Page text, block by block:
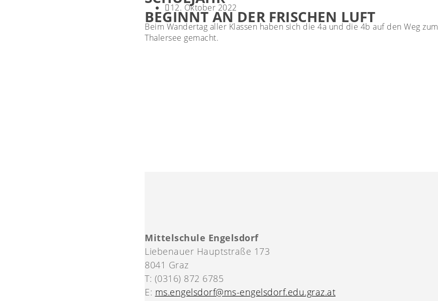
BEGINNT AN DER FRISCHEN LUFT
12. Oktober 2022
Beim Wandertag aller Klassen haben sich die 4a und die 4b auf den Weg zum
Thalersee gemacht.
Mittelschule Engelsdorf
Liebenauer Hauptstraße 173
8041 Graz
T: (0316) 872 6785
E: ms.engelsdorf@ms-engelsdorf.edu.graz.at